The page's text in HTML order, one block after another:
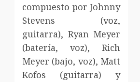
compuesto por Johnny
Stevens (voz,
guitarra), Ryan Meyer
(batería, voz), Rich
Meyer (bajo, voz), Matt
Kofos (guitarra) y